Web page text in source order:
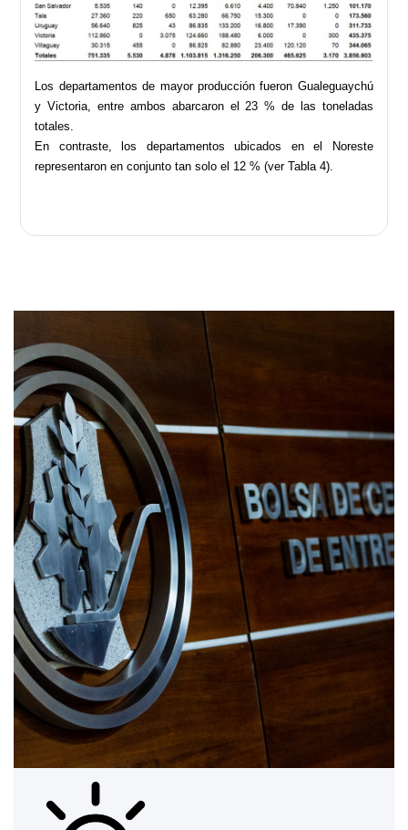
Los departamentos de mayor producción fueron Gualeguaychú
y Victoria, entre ambos abarcaron el 23 % de las toneladas
totales.
En contraste, los departamentos ubicados en el Noreste
representaron en conjunto tan solo el 12 % (ver Tabla 4).